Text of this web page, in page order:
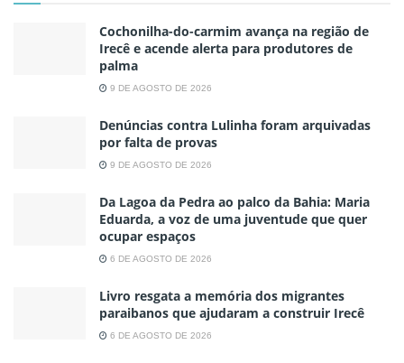
Cochonilha-do-carmim avança na região de
Irecê e acende alerta para produtores de
palma
9 DE AGOSTO DE 2026
Denúncias contra Lulinha foram arquivadas
por falta de provas
9 DE AGOSTO DE 2026
Da Lagoa da Pedra ao palco da Bahia: Maria
Eduarda, a voz de uma juventude que quer
ocupar espaços
6 DE AGOSTO DE 2026
Livro resgata a memória dos migrantes
paraibanos que ajudaram a construir Irecê
6 DE AGOSTO DE 2026